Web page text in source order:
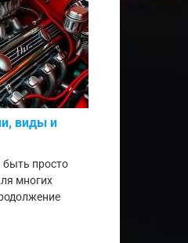
виды и
быть просто
многих